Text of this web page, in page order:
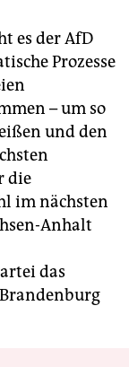
es der AfD
Prozesse
– um so
und den
die
im nächsten
Anhalt
das